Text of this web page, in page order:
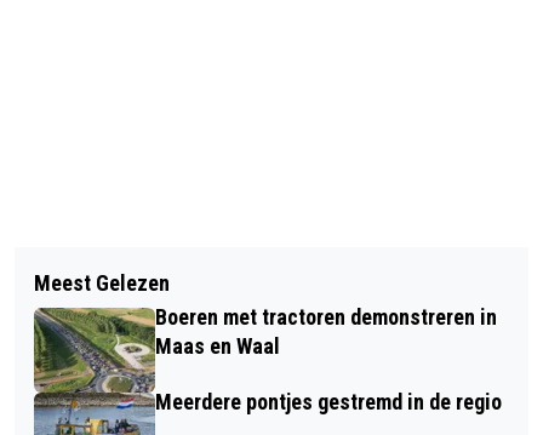
GEMEENTEN DRUTEN EN WIJCHEN
AAN DE SLAG MET TERUGDRINGEN
CO2
PAS OP VOOR DE BERENKLAUW!
Meest Gelezen
Boeren met tractoren demonstreren in
Maas en Waal
Meerdere pontjes gestremd in de regio